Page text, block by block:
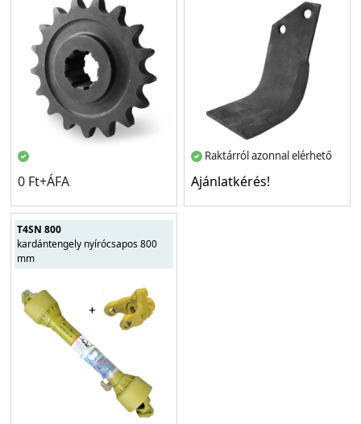
0 Ft+ÁFA
Raktárról azonnal elérhető
Ajánlatkérés!
T4SN 800
kardántengely nyírócsapos 800
mm